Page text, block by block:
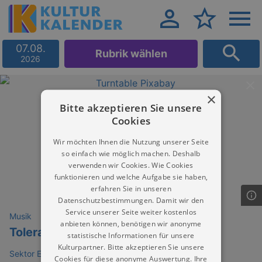
07.08.
2026 Rubrik wählen
Musik
Tolerave
Sektor Evolution
×
Bitte akzeptieren Sie unsere
Cookies
Wir möchten Ihnen die Nutzung unserer Seite
so einfach wie möglich machen. Deshalb
verwenden wir Cookies. Wie Cookies
funktionieren und welche Aufgabe sie haben,
erfahren Sie in unseren
Datenschutzbestimmungen. Damit wir den
Service unserer Seite weiter kostenlos
anbieten können, benötigen wir anonyme
statistische Informationen für unsere
Kulturpartner. Bitte akzeptieren Sie unsere
Cookies für diese anonyme Auswertung. Ihre